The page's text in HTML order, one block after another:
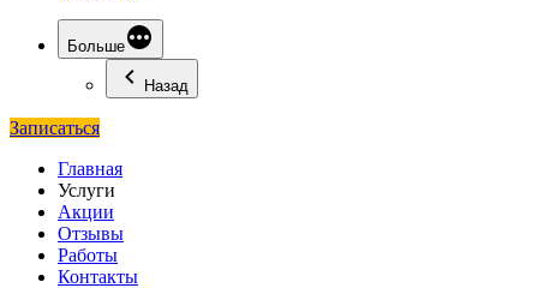
Больше
Назад
Записаться
Главная
Услуги
Акции
Отзывы
Работы
Контакты